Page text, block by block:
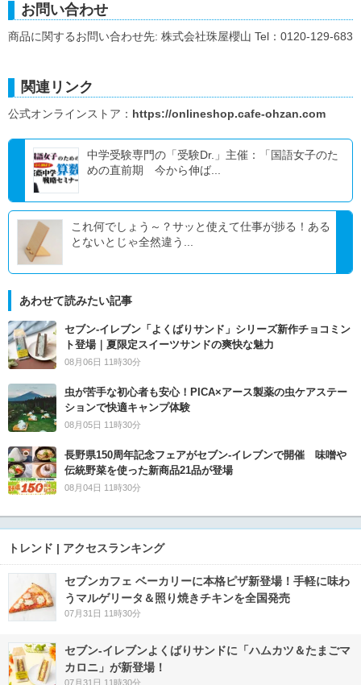
お問い合わせ
商品に関するお問い合わせ先: 株式会社珠屋櫻山 Tel：0120-129-683
関連リンク
公式オンラインストア： https://onlineshop.cafe-ohzan.com
中学受験専門の「受験Dr.」主催：「国語女子のた
めの直前期 今から伸ば...
これ何でしょう～？サッと使えて仕事が捗る！ある
とないとじゃ全然違う...
あわせて読みたい記事
セブン‐イレブン「よくばりサンド」シリーズ新作チョコミン
ト登場｜夏限定スイーツサンドの爽快な魅力
08月06日 11時30分
虫が苦手な初心者も安心！PICA×アース製薬の虫ケアステー
ションで快適キャンプ体験
08月05日 11時30分
長野県150周年記念フェアがセブン-イレブンで開催 味噌や
伝統野菜を使った新商品21品が登場
08月04日 11時30分
トレンド | アクセスランキング
セブンカフェ ベーカリーに本格ピザ新登場！手軽に味わ
うマルゲリータ＆照り焼きチキンを全国発売
07月31日 11時30分
セブン‐イレブンよくばりサンドに「ハムカツ＆たまごマ
カロニ」が新登場！
07月31日 11時30分